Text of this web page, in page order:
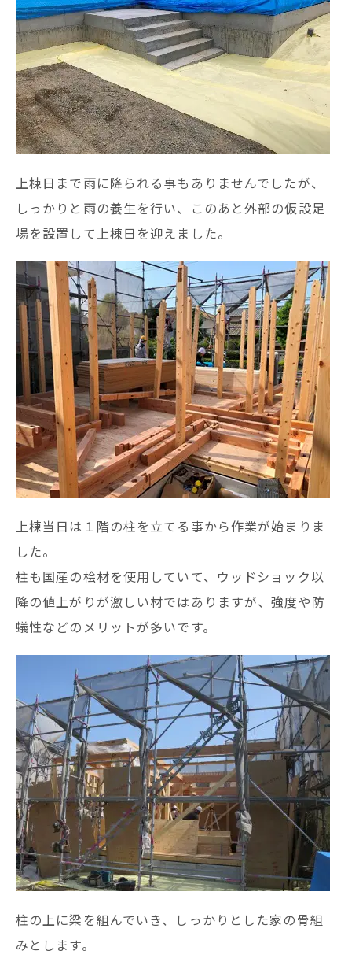
上棟日まで雨に降られる事もありませんでしたが、
しっかりと雨の養生を行い、このあと外部の仮設足
場を設置して上棟日を迎えました。
上棟当日は１階の柱を立てる事から作業が始まりま
した。
柱も国産の桧材を使用していて、ウッドショック以
降の値上がりが激しい材ではありますが、強度や防
蟻性などのメリットが多いです。
柱の上に梁を組んでいき、しっかりとした家の骨組
みとします。